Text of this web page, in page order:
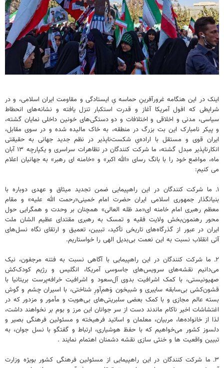
اینک در این هنگامه غرورآفرینِ حماسه یِ ایستادگی و مقاومت ایران اسلامی، و در
شرایطی که افول آمریکا آغاز و قدرت استکبار تنزل یافته و نشانه‌های انحطاط
سیاسی، مدنی و اخلاقی و اختلافات و دو دستگی‌های خونین داخلی نمایان گشته،
و پیکر نامبارک این بت بزرگ در منطقه، به خاک مالیده شده و در سوی مقابل،
ایران قوی و مستقل با اراده‌یِ شکست‌ناپذیر در نظم جدید جهانی به حقیقتی
انکارناپذیر مبدل گشته، ما شرکت کنندگان در تظاهرات سراسری و یکپارچه ۱۳ آبان
ماه، مواضع خود را با بانگ رسای «الله اکبر» و «خامنه ای رهبر» به جهانیان اعلام
می کنیم:
۱ـ ما شرکت کنندگان در این راهپیمایی ضمن تجدید میثاق و عهدی دوباره با
بنیانگذار جمهوری اسلامی ایران حضرت امام خمینی«رحمت الله علیه» و مقام
معظم رهبری امام خامنه ای«مد ظله العالی» همچنان بر وحدت و همگرایی حول
محور رهنمون‌بخش ولایت فقیه و تمسک به رهبری مقتدای عظیم الشان ملت
ایران در عبور از گذرگاه‌های تاریخی تأکید، تبیین، تعمیق و ارتقای نگاه نسل‌های
آتی انقلاب نسبت به این نعمت بی‌بدیل الهی را خواستاریم.
۲ـ ما شرکت کنندگان در این راهپیمایی با آگاهی نسبت به فتنه مرجفون، نیک
می‌دانیم نقشه‌های سرویس‌های جاسوسی آمریکا، انگلیس و رژیم کودک‌کش
صهیونیستی، با کمک اشرافیت بدوی آل‌سعود و اشرافیت خرافه‌پرست بریتانیا با
قشون‌کشی بی‌سابقه سایبری و شبیخون وَهم‌آورِ شناختی، با اسیران چشم و گوش
بسته عالم مجازی و با کمک بعضی سلبریتی‌های بی‌هویت و مأمور و مزدور که در
اغتشاشات اخیر ناکام ماندند دست از سر جوانان این مرز و بوم بر نخواهند داشت،
لذا از خانواده‌ها، مربیان، معلمان و اساتید فرهیخته و مسئولین فرهنگی بصیر و
دلسوز کشور می‌خواهیم که با حفظ هوشیاری، ارتباط و گفتگو با نسل جوان، به
تبیین واقعیت ها و خنثی سازی نقشه دشمنان اهتمام نمایند .
۳ـ ما شرکت کنندگان در این راهپیمایی از مسئولین فرهنگی کشور بویژه وزارت